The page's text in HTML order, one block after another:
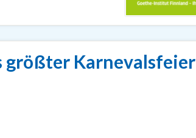
größter Karnevalsfeier